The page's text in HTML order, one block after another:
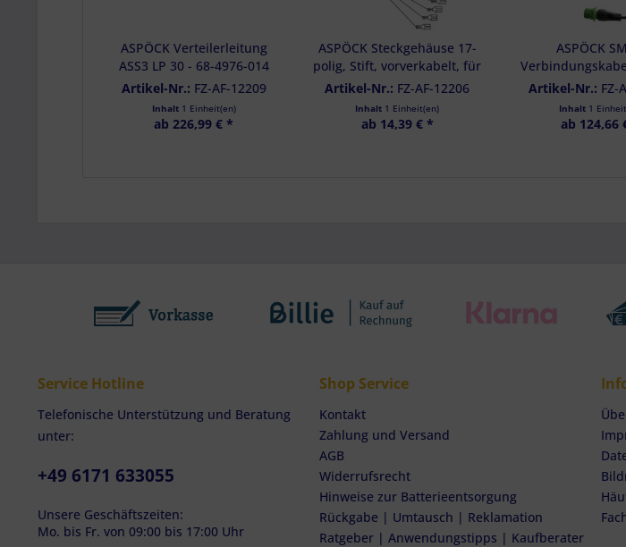
ASPÖCK Verteilerleitung
ASS3 LP 30 - 68-4976-014
Artikel-Nr.: FZ-AF-12209
Inhalt 1 Einheit(en)
ab 226,99 € *
ASPÖCK Steckgehäuse 17-
polig, Stift, vorverkabelt, für
Verteiler ASS - 68-2481-007
Artikel-Nr.: FZ-AF-12206
Inhalt 1 Einheit(en)
ab 14,39 € *
ASPÖCK
Blinkersteuerung,
0331-
Artikel-Nr.: FZ-
Inhalt 1
ab 124,66
Service Hotline
Telefonische Unterstützung und Beratung
unter:
+49 6171 633055
Unsere Geschäftszeiten:
Mo. bis Fr. von 09:00 bis 17:00 Uhr
Shop Service
Kontakt
Zahlung und Versand
AGB
Widerrufsrecht
Hinweise zur Batterieentsorgung
Rückgabe | Umtausch | Reklamation
Ratgeber | Anwendungstipps | Kaufberater
Besondere Features:
Verwendung genauer Standortdaten
Endgeräteeigenschaften zur Identifikation aktiv abfragen